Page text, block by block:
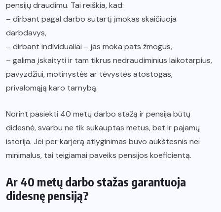
pensijų draudimu. Tai reiškia, kad:
– dirbant pagal darbo sutartį įmokas skaičiuoja
darbdavys,
– dirbant individualiai – jas moka pats žmogus,
– galima įskaityti ir tam tikrus nedraudiminius laikotarpius,
pavyzdžiui, motinystės ar tėvystės atostogas,
privalomąją karo tarnybą.
Norint pasiekti 40 metų darbo stažą ir pensija būtų
didesnė, svarbu ne tik sukauptas metus, bet ir pajamų
istorija. Jei per karjerą atlyginimas buvo aukštesnis nei
minimalus, tai teigiamai paveiks pensijos koeficientą.
Ar 40 metų darbo stažas garantuoja
didesnę pensiją?